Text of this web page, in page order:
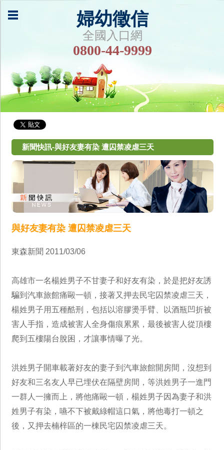
婦幼徵信
全國入口網
0800-44-9999
新聞快訊-與好友妻有染 遭囚禁凌虐三天
與好友妻有染 遭囚禁凌虐三天
東森新聞 2011/03/06
高雄市一名楊姓男子不甘妻子和好友有染，於是把好友誘
騙到汽車旅館痛毆一頓，接著又押去民宅囚禁凌虐三天，
楊姓男子用五種酷刑，包括以溶膠燙手臂、以酒瓶凹折被
害人手指，造成被害人全身傷痕累累，最後被害人從頂樓
爬到五樓陽台脫困，才讓事情曝了光。
洪姓男子開車載著好友的妻子到汽車旅館開房間，沒想到
好友和三名友人早已埋伏在隔壁房間，等洪姓男子一進門
一群人一擁而上，將他痛毆一頓，楊姓男子因為妻子和洪
姓男子有染，嚥不下被戴綠帽這口氣，將他毒打一頓之
後，又押去楠梓區的一棟民宅囚禁凌虐三天。